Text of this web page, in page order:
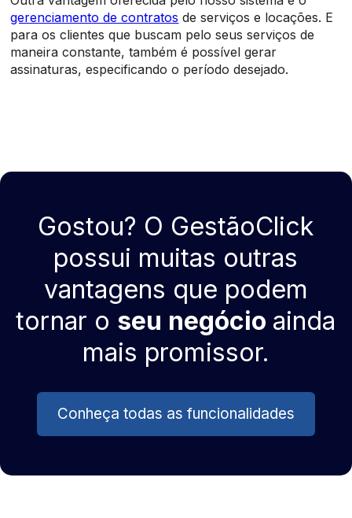
gerenciamento de contratos de serviços e locações. E
para os clientes que buscam pelo seus serviços de
maneira constante, também é possível gerar
assinaturas, especificando o período desejado.
Gostou? O GestãoClick
possui muitas outras
vantagens que podem
tornar o seu negócio ainda
mais promissor.
Conheça todas as funcionalidades